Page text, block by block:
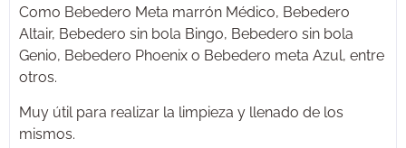
Como Bebedero Meta marrón Médico, Bebedero
Altair, Bebedero sin bola Bingo, Bebedero sin bola
Genio, Bebedero Phoenix o Bebedero meta Azul, entre
otros.
Muy útil para realizar la limpieza y llenado de los
mismos.